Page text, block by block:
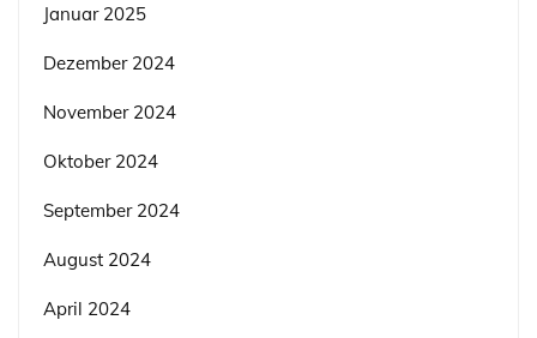
Januar 2025
Dezember 2024
November 2024
Oktober 2024
September 2024
August 2024
April 2024